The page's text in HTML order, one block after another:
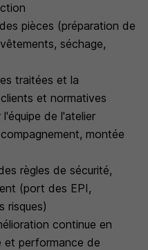
pièces (préparation de
séchage,
traitées et la
et normatives
de l'atelier
montée
règles de sécurité,
(port des EPI,
risques)
continue en
et performance de